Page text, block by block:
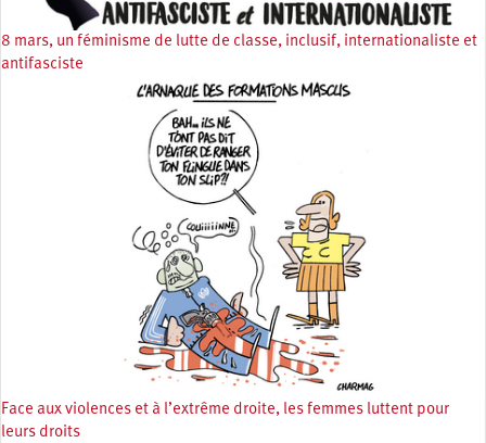
8 mars, un féminisme de lutte de classe, inclusif, internationaliste et
antifasciste
Face aux violences et à l’extrême droite, les femmes luttent pour
leurs droits